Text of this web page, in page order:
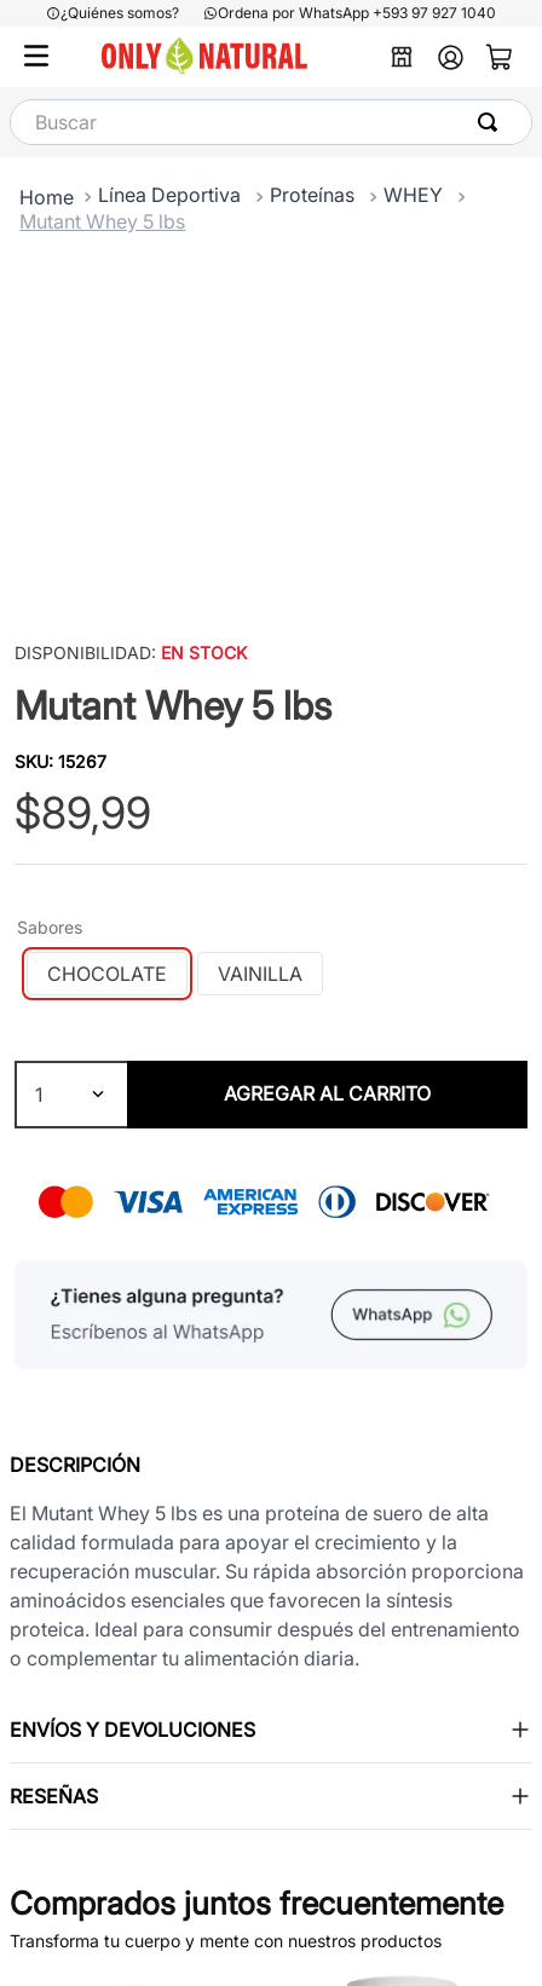
¿Quiénes somos? Ordena por WhatsApp +593 97 927 1040
Buscar
Línea Deportiva Proteínas
WHEY
Mutant Whey 5 lbs
DISPONIBILIDAD: EN STOCK
Mutant Whey 5 lbs
SKU:15267
$89,99
Sabores
CHOCOLATE VAINILLA
1 AGREGAR AL CARRITO
DESCRIPCIÓN
El Mutant Whey 5 lbs es una proteína de suero de alta
calidad formulada para apoyar el crecimiento y la
recuperación muscular. Su rápida absorción proporciona
aminoácidos esenciales que favorecen la síntesis
proteica. Ideal para consumir después del entrenamiento
o complementar tu alimentación diaria.
ENVÍOS Y DEVOLUCIONES
RESEÑAS
Comprados juntos frecuentemente
Transforma tu cuerpo y mente con nuestros productos